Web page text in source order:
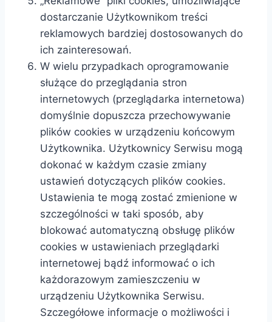
dostarczanie Użytkownikom treści
reklamowych bardziej dostosowanych do
ich zainteresowań.
W wielu przypadkach oprogramowanie
służące do przeglądania stron
internetowych (przeglądarka internetowa)
domyślnie dopuszcza przechowywanie
plików cookies w urządzeniu końcowym
Użytkownika. Użytkownicy Serwisu mogą
dokonać w każdym czasie zmiany
ustawień dotyczących plików cookies.
Ustawienia te mogą zostać zmienione w
szczególności w taki sposób, aby
blokować automatyczną obsługę plików
cookies w ustawieniach przeglądarki
internetowej bądź informować o ich
każdorazowym zamieszczeniu w
urządzeniu Użytkownika Serwisu.
Szczegółowe informacje o możliwości i